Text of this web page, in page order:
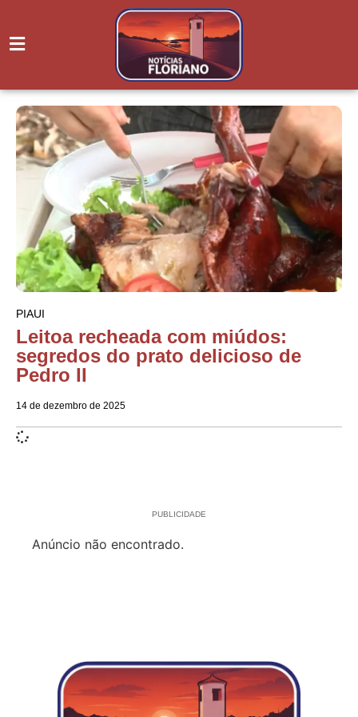
PIAUI
Leitoa recheada com miúdos:
segredos do prato delicioso de
Pedro II
14 de dezembro de 2025
PUBLICIDADE
Anúncio não encontrado.